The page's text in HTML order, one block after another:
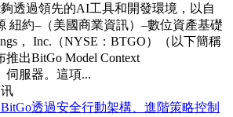
透過領先的AI工具和開發環境，以自
紐約–（美國商業資訊）–數位資產基礎
， Inc.（NYSE：BTGO）（以下簡稱
推出BitGo Model Context
伺服器。這項...
透過安全行動架構、進階策略控制